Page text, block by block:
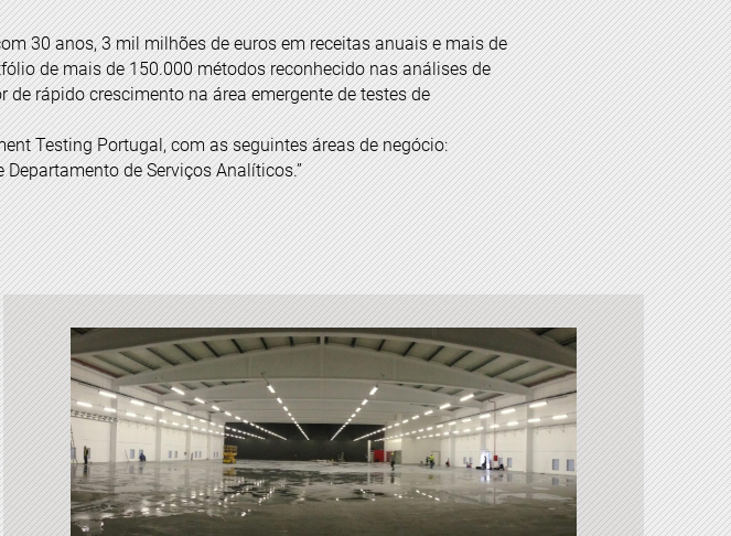
30 anos, 3 mil milhões de euros em receitas anuais e mais de
de mais de 150.000 métodos reconhecido nas análises de
rápido crescimento na área emergente de testes de
Testing Portugal, com as seguintes áreas de negócio:
de Serviços Analíticos.”